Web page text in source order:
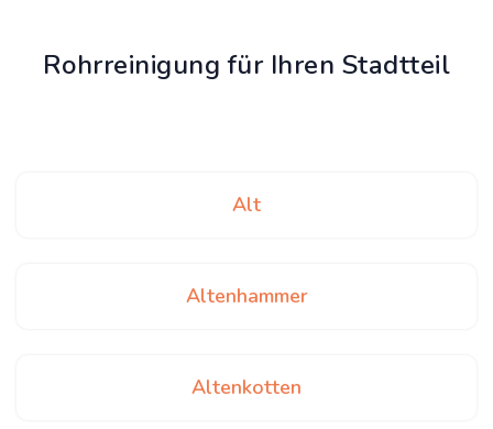
Rohrreinigung für Ihren Stadtteil
Alt
Altenhammer
Altenkotten